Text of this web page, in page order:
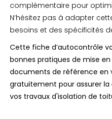
complémentaire pour
N’hésitez pas à adapter
besoins et des spécificités
Cette fiche d’autocontrôle
bonnes pratiques de mise
documents de référence en
gratuitement pour assurer
vos travaux d'isolation de